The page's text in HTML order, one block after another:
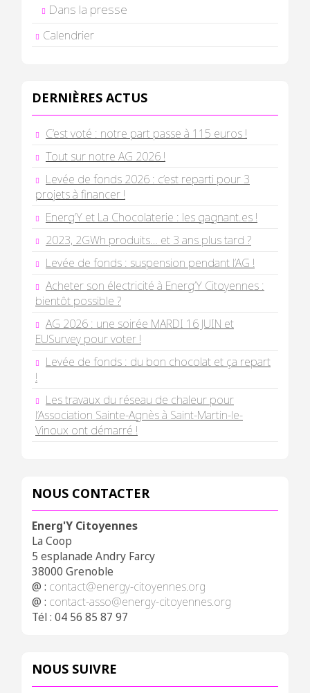
Dans la presse
Calendrier
DERNIÈRES ACTUS
C’est voté : notre part passe à 115 euros !
Tout sur notre AG 2026 !
Levée de fonds 2026 : c’est reparti pour 3
projets à financer !
Energ’Y et La Chocolaterie : les gagnant.es !
2023, 2GWh produits… et 3 ans plus tard ?
Levée de fonds : suspension pendant l’AG !
Acheter son électricité à Energ’Y Citoyennes :
bientôt possible ?
AG 2026 : une soirée MARDI 16 JUIN et
EUSurvey pour voter !
Levée de fonds : du bon chocolat et ça repart
!
Les travaux du réseau de chaleur pour
l’Association Sainte-Agnès à Saint-Martin-le-
Vinoux ont démarré !
NOUS CONTACTER
Energ'Y Citoyennes
La Coop
5 esplanade Andry Farcy
38000 Grenoble
@ : contact@energy-citoyennes.org
@ : contact-asso@energy-citoyennes.org
Tél : 04 56 85 87 97
NOUS SUIVRE